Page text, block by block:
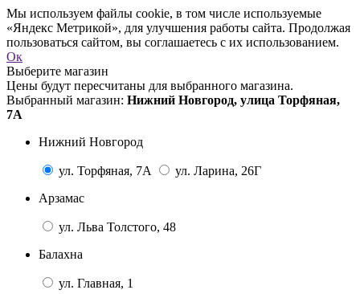
Мы используем файлы cookie, в том числе используемые
«Яндекс Метрикой», для улучшения работы сайта. Продолжая
пользоваться сайтом, вы соглашаетесь с их использованием.
Ок
Выберите магазин
Цены будут пересчитаны для выбранного магазина.
Выбранный магазин: Нижний Новгород, улица Торфяная,
7А
Нижний Новгород
ул. Торфяная, 7А
ул. Ларина, 26Г
Арзамас
ул. Льва Толстого, 48
Балахна
ул. Главная, 1